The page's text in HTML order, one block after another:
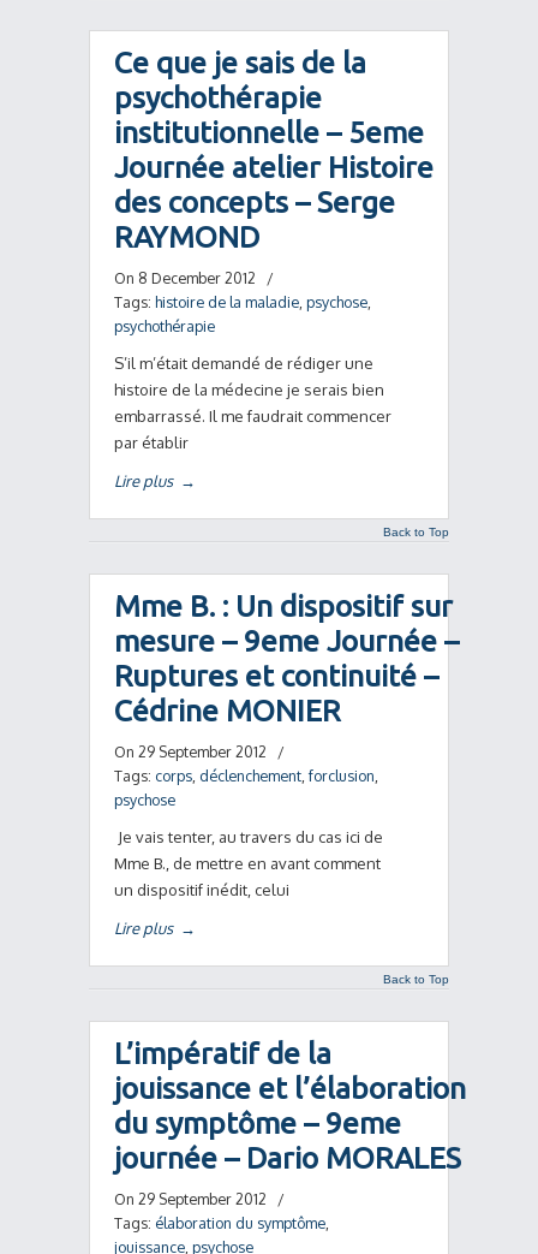
Ce que je sais de la
psychothérapie
institutionnelle – 5eme
Journée atelier Histoire
des concepts – Serge
RAYMOND
On 8 December 2012
/
Tags: histoire de la maladie psychose
psychothérapie
S’il m’était demandé de rédiger une
histoire de la médecine je serais bien
embarrassé. Il me faudrait commencer
par établir
Lire plus →
Back to Top
Mme B. : Un dispositif sur
mesure – 9eme Journée –
Ruptures et continuité –
Cédrine MONIER
On 29 September 2012
/
Tags: corps déclenchement ,forclusion
psychose
Je vais tenter, au travers du cas ici de
Mme B., de mettre en avant comment
un dispositif inédit, celui
Lire plus →
Back to Top
L’impératif de la
jouissance et l’élaboration
du symptôme – 9eme
journée – Dario MORALES
On 29 September 2012
/
Tags: élaboration du symptôme
jouissance psychose